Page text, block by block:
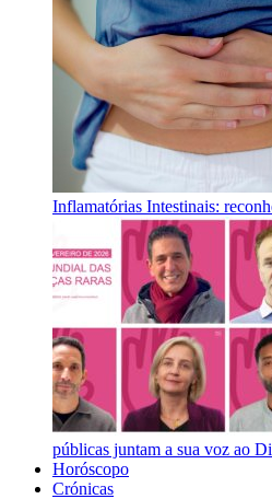
Inflamatórias Intestinais:
públicas juntam a sua voz ao
Horóscopo
Crónicas